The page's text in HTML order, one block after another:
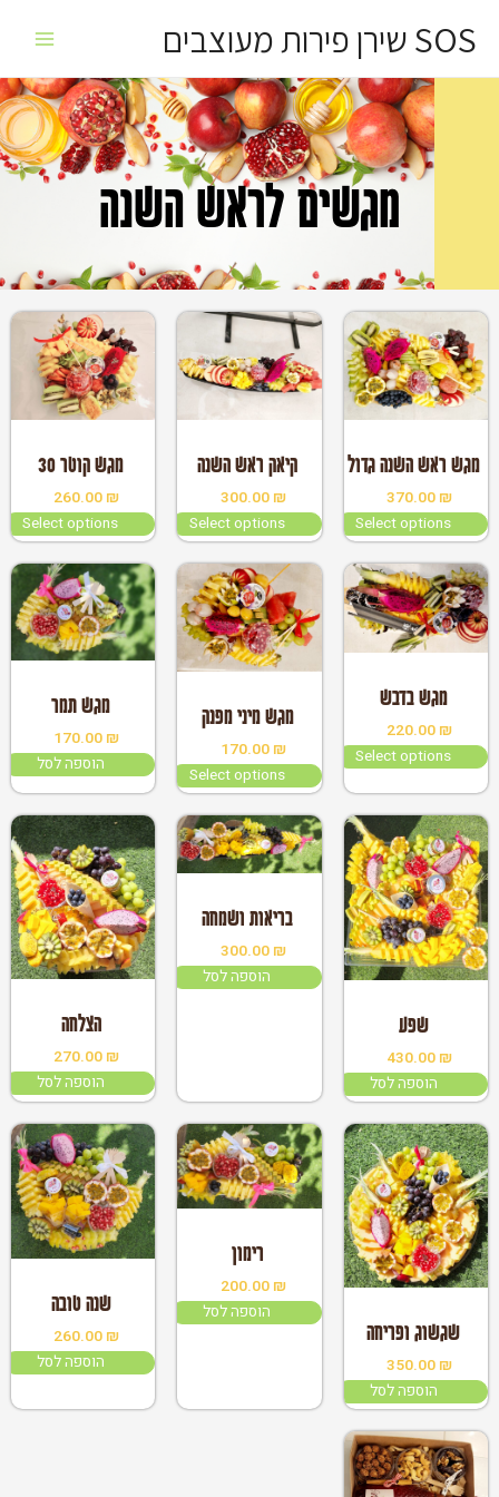
לתוכןSOS שירן פירות מעוצבים
מגשים לראש השנה
מגש ראש השנה גדול
370.00 ₪
Select options
קיאק ראש השנה
300.00 ₪
Select options
מגש קוטר 30
260.00 ₪
Select options
במלאי
מגש בדבש
220.00 ₪
Select options
מגש מיני מפנק
170.00 ₪
Select options
מגש תמר
170.00 ₪
הוספה לסל
במלאי
שפע
430.00 ₪
הוספה לסל
במלאי
בריאות ושמחה
300.00 ₪
הוספה לסל
הצלחה
270.00 ₪
הוספה לסל
במלאי
שגשוג ופריחה
350.00 ₪
הוספה לסל
במלאי
רימון
200.00 ₪
הוספה לסל
שנה טובה
260.00 ₪
הוספה לסל